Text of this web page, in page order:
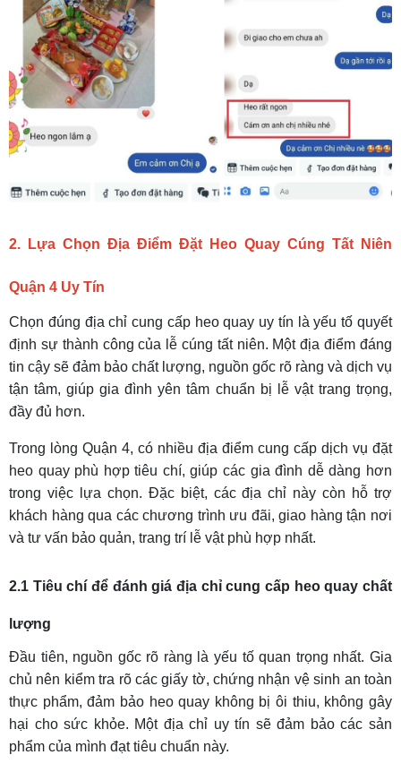
2. Lựa Chọn Địa Điểm Đặt Heo Quay Cúng Tất Niên
Quận 4 Uy Tín
Chọn đúng địa chỉ cung cấp heo quay uy tín là yếu tố quyết
định sự thành công của lễ cúng tất niên. Một địa điểm đáng
tin cậy sẽ đảm bảo chất lượng, nguồn gốc rõ ràng và dịch vụ
tận tâm, giúp gia đình yên tâm chuẩn bị lễ vật trang trọng,
đầy đủ hơn.
Trong lòng Quận 4, có nhiều địa điểm cung cấp dịch vụ đặt
heo quay phù hợp tiêu chí, giúp các gia đình dễ dàng hơn
trong việc lựa chọn. Đặc biệt, các địa chỉ này còn hỗ trợ
khách hàng qua các chương trình ưu đãi, giao hàng tận nơi
và tư vấn bảo quản, trang trí lễ vật phù hợp nhất.
2.1 Tiêu chí để đánh giá địa chỉ cung cấp heo quay chất
lượng
Đầu tiên, nguồn gốc rõ ràng là yếu tố quan trọng nhất. Gia
chủ nên kiểm tra rõ các giấy tờ, chứng nhận vệ sinh an toàn
thực phẩm, đảm bảo heo quay không bị ôi thiu, không gây
hại cho sức khỏe. Một địa chỉ uy tín sẽ đảm bảo các sản
phẩm của mình đạt tiêu chuẩn này.